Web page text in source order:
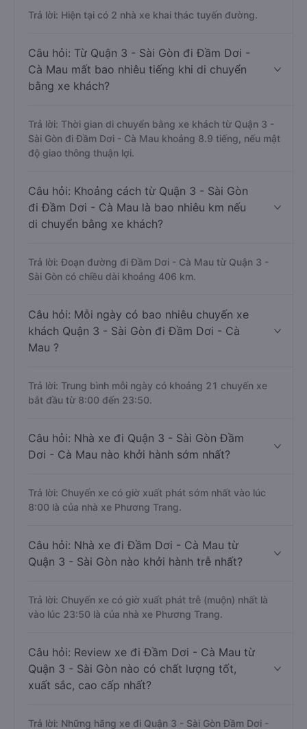
Trả lời: Hiện tại có 2 nhà xe khai thác tuyến đường.
Câu hỏi: Từ Quận 3 - Sài Gòn đi Đầm Dơi -
Cà Mau mất bao nhiêu tiếng khi di chuyển
bằng xe khách?
Trả lời: Thời gian di chuyển bằng xe khách từ Quận 3 -
Sài Gòn đi Đầm Dơi - Cà Mau khoảng 8.9 tiếng, nếu mật
độ giao thông thuận lợi.
Câu hỏi: Khoảng cách từ Quận 3 - Sài Gòn
đi Đầm Dơi - Cà Mau là bao nhiêu km nếu
di chuyển bằng xe khách?
Trả lời: Đoạn đường đi Đầm Dơi - Cà Mau từ Quận 3 -
Sài Gòn có chiều dài khoảng 406 km.
Câu hỏi: Mỗi ngày có bao nhiêu chuyến xe
khách Quận 3 - Sài Gòn đi Đầm Dơi - Cà
Mau ?
Trả lời: Trung bình mỗi ngày có khoảng 21 chuyến xe
bắt đầu từ 8:00 đến 23:50.
Câu hỏi: Nhà xe đi Quận 3 - Sài Gòn Đầm
Dơi - Cà Mau nào khởi hành sớm nhất?
Trả lời: Chuyến xe có giờ xuất phát sớm nhất vào lúc
8:00 là của nhà xe Phương Trang.
Câu hỏi: Nhà xe đi Đầm Dơi - Cà Mau từ
Quận 3 - Sài Gòn nào khởi hành trễ nhất?
Trả lời: Chuyến xe có giờ xuất phát trễ (muộn) nhất là
vào lúc 23:50 là của nhà xe Phương Trang.
Câu hỏi: Review xe đi Đầm Dơi - Cà Mau từ
Quận 3 - Sài Gòn nào có chất lượng tốt,
xuất sắc, cao cấp nhất?
Trả lời: Những hãng xe đi Quận 3 - Sài Gòn Đầm Dơi -